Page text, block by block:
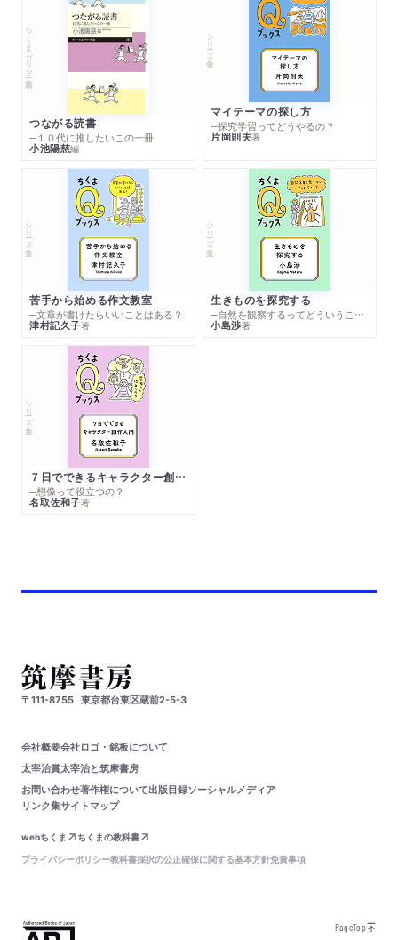
ちくまプリマー新書
つながる読書
─１０代に推したいこの一冊
小池陽慈編
シリーズ・全集
マイテーマの探し方
─探究学習ってどうやるの？
片岡則夫著
シリーズ・全集
苦手から始める作文教室
─文章が書けたらいいことはある？
津村記久子著
シリーズ・全集
生きものを探究する
─自然を観察するってどういうこと？
小島渉著
シリーズ・全集
７日でできるキャラクター創作入門
─想像って役立つの？
名取佐和子著
〒111-8755 東京都台東区蔵前2-5-3
会社概要会社ロゴ・銘板について
太宰治賞太宰治と筑摩書房
お問い合わせ著作権について出版目録ソーシャルメディア
リンク集サイトマップ
webちくま
ちくまの教科書
プライバシーポリシー教科書採択の公正確保に関する基本方針免責事項
PageTop